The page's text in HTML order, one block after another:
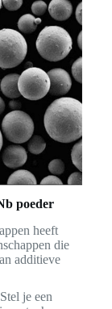
poeder
heeft
die
additieve
Stel je een